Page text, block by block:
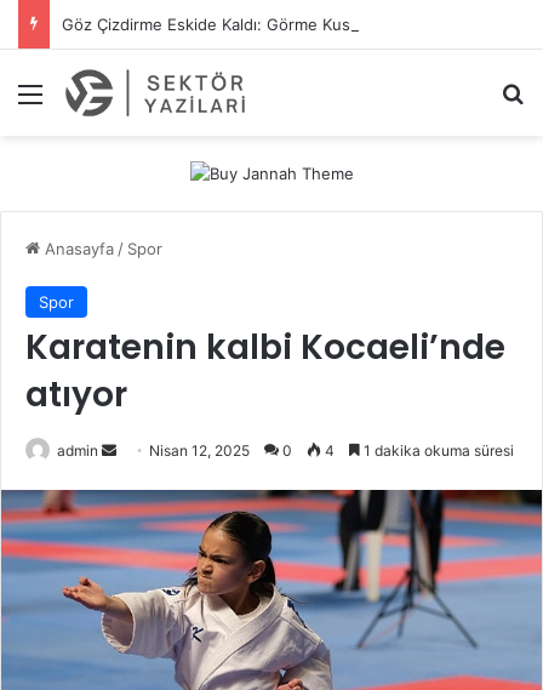
Menü
Anasayfa/ Spor
Spor
Karatenin kalbi Kocaeli’nde
atıyor
admin
r
e
-
p
o
s
Nisan 12, 2025 0 4 1 dakika okuma süresi